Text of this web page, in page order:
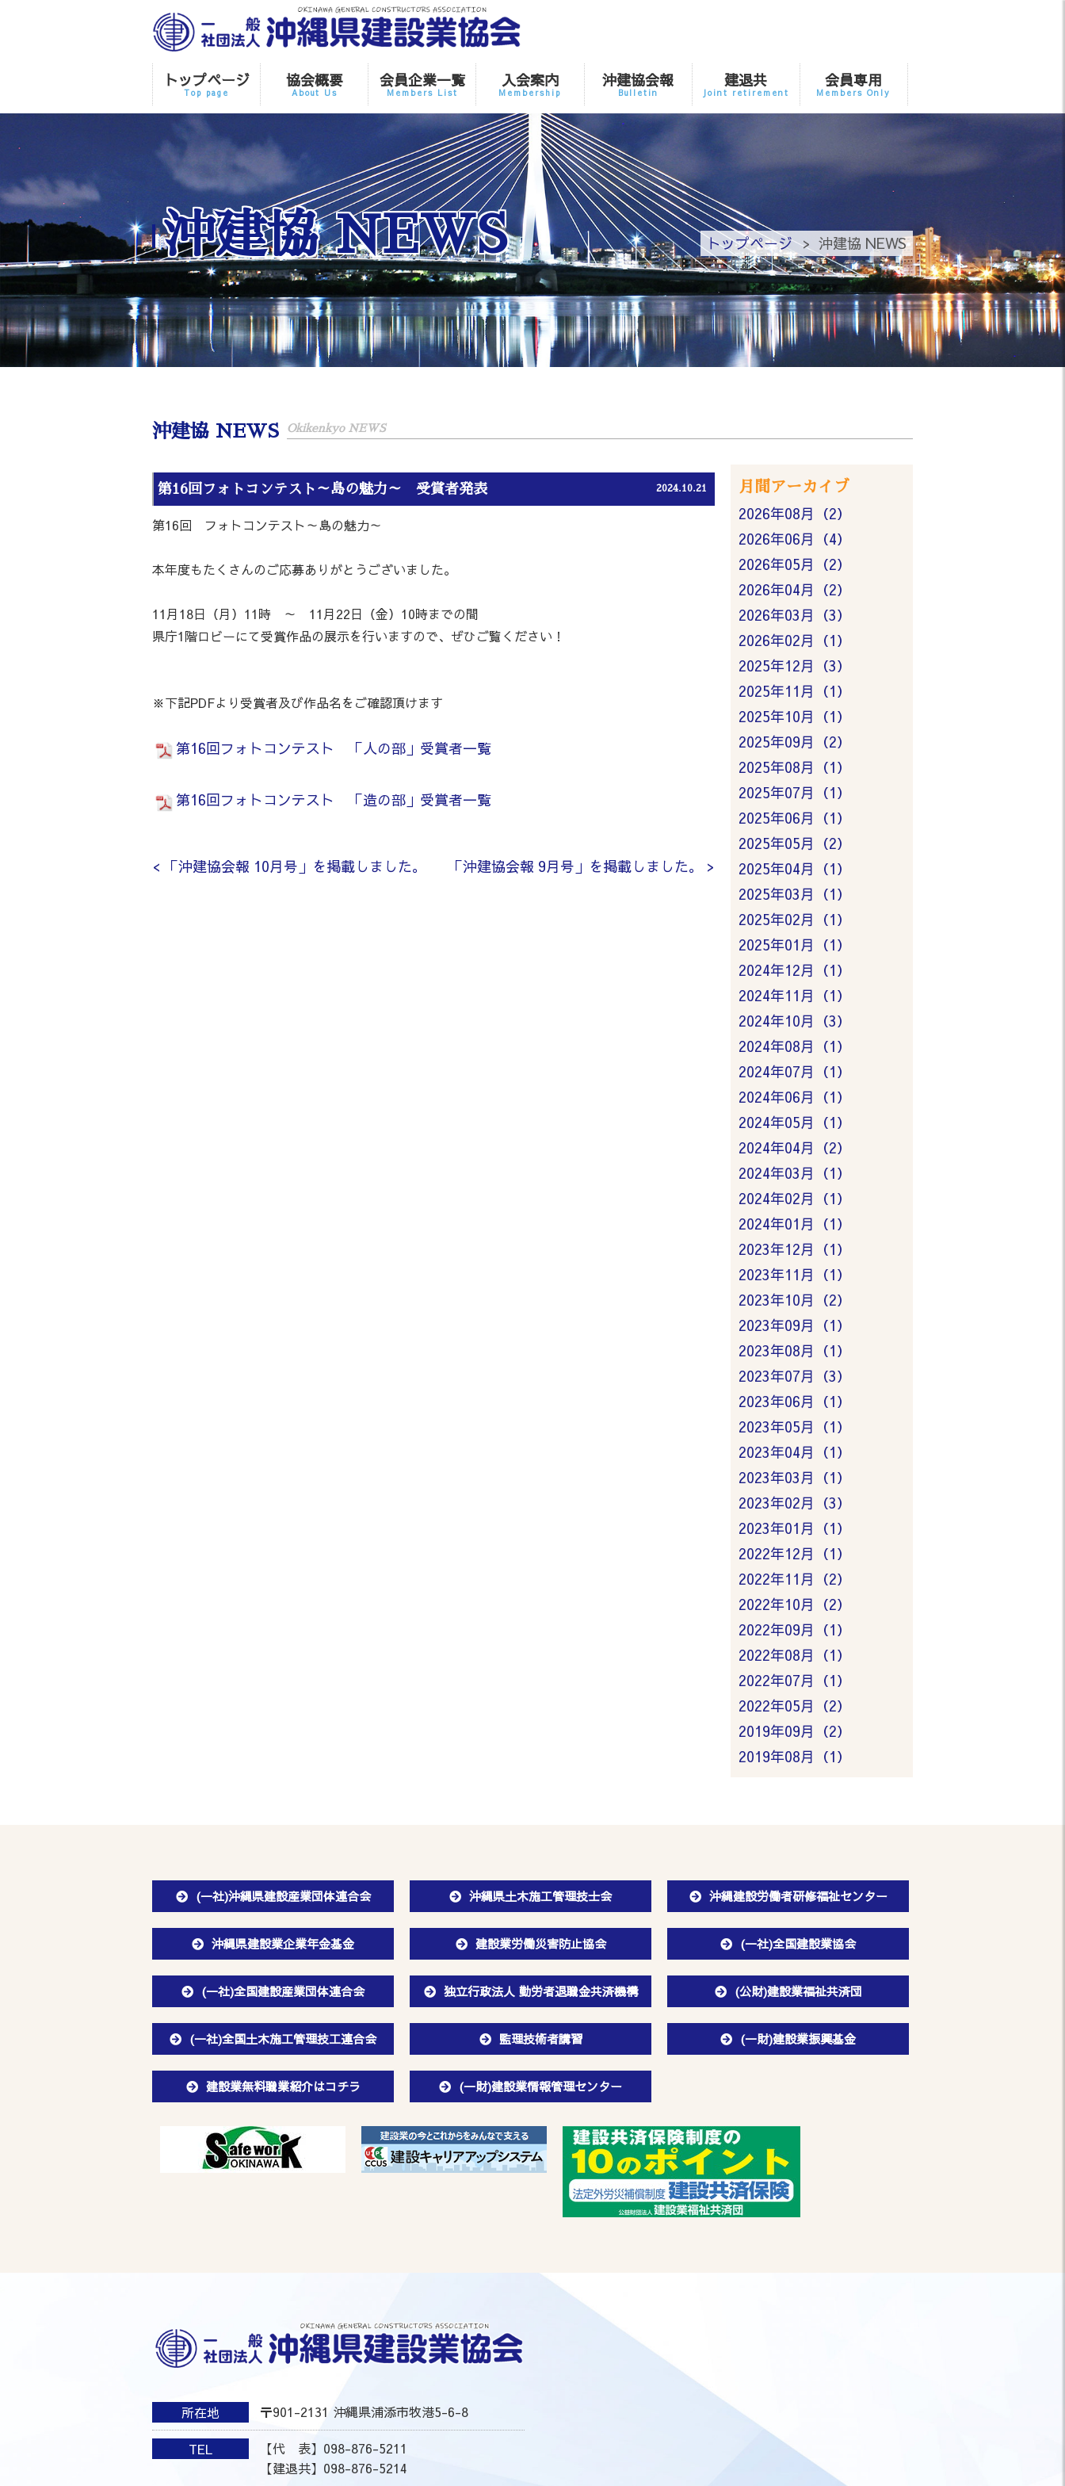
トップページ
Top page
協会概要
About Us
会員企業一覧
Members List
入会案内
Membership
沖建協会報
Bulletin
建退共
Joint retirement
会員専用
Members Only
沖建協 NEWS トップページ 沖建協 NEWS
沖建協 NEWS Okikenkyo NEWS
2024.10.21
第16回フォトコンテスト～島の魅力～ 受賞者発表
第16回 フォトコンテスト～島の魅力～
本年度もたくさんのご応募ありがとうございました。
11月18日（月）11時 ～ 11月22日（金）10時までの間
県庁1階ロビーにて受賞作品の展示を行いますので、ぜひご覧ください！
※下記PDFより受賞者及び作品名をご確認頂けます
第16回フォトコンテスト 「人の部」受賞者一覧
第16回フォトコンテスト 「造の部」受賞者一覧
< 「沖建協会報 10月号」を掲載しました。 「沖建協会報 9月号」を掲載しました。 >
月間アーカイブ
2026年08月（2）
2026年06月（4）
2026年05月（2）
2026年04月（2）
2026年03月（3）
2026年02月（1）
2025年12月（3）
2025年11月（1）
2025年10月（1）
2025年09月（2）
2025年08月（1）
2025年07月（1）
2025年06月（1）
2025年05月（2）
2025年04月（1）
2025年03月（1）
2025年02月（1）
2025年01月（1）
2024年12月（1）
2024年11月（1）
2024年10月（3）
2024年08月（1）
2024年07月（1）
2024年06月（1）
2024年05月（1）
2024年04月（2）
2024年03月（1）
2024年02月（1）
2024年01月（1）
2023年12月（1）
2023年11月（1）
2023年10月（2）
2023年09月（1）
2023年08月（1）
2023年07月（3）
2023年06月（1）
2023年05月（1）
2023年04月（1）
2023年03月（1）
2023年02月（3）
2023年01月（1）
2022年12月（1）
2022年11月（2）
2022年10月（2）
2022年09月（1）
2022年08月（1）
2022年07月（1）
2022年05月（2）
2019年09月（2）
2019年08月（1）
(一社)沖縄県建設産業団体連合会 沖縄県土木施工管理技士会 沖縄建設労働者研修福祉センター
沖縄県建設業企業年金基金 建設業労働災害防止協会 (一社)全国建設業協会
(一社)全国建設産業団体連合会 独立行政法人 勤労者退職金共済機構 (公財)建設業福祉共済団
(一社)全国土木施工管理技工連合会 監理技術者講習 (一財)建設業振興基金
建設業無料職業紹介はコチラ (一財)建設業情報管理センター
所在地 〒901-2131 沖縄県浦添市牧港5-6-8
TEL
【代 表】098-876-5211
【建退共】098-876-5214